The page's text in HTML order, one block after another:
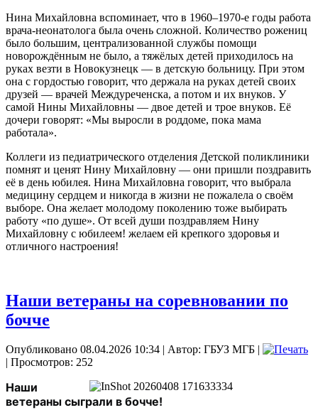
Нина Михайловна вспоминает, что в 1960–1970‑е годы работа
врача‑неонатолога была очень сложной. Количество рожениц
было большим, централизованной службы помощи
новорождённым не было, а тяжёлых детей приходилось на
руках везти в Новокузнецк — в детскую больницу. При этом
она с гордостью говорит, что держала на руках детей своих
друзей — врачей Междуреченска, а потом и их внуков. У
самой Нины Михайловны — двое детей и трое внуков. Её
дочери говорят: «Мы выросли в роддоме, пока мама
работала».
Коллеги из педиатрического отделения Детской поликлиники
помнят и ценят Нину Михайловну — они пришли поздравить
её в день юбилея. Нина Михайловна говорит, что выбрала
медицину сердцем и никогда в жизни не пожалела о своём
выборе. Она желает молодому поколению тоже выбирать
работу «по душе». От всей души поздравляем Нину
Михайловну с юбилеем! желаем ей крепкого здоровья и
отличного настроения!
Наши ветераны на соревновании по
бочче
Опубликовано 08.04.2026 10:34 | Автор: ГБУЗ МГБ |
| Просмотров: 252
Наши
ветераны сыграли в бочче!